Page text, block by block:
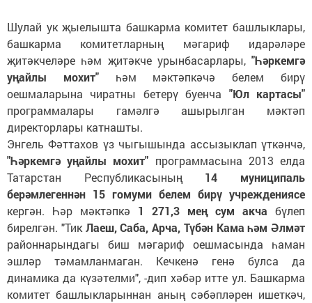
Шулай ук җыелышта башкарма комитет башлыклары,
башкарма комитетларның мәгариф идарәләре
җитәкчеләре һәм җитәкче урынбасарлары, "Һәркемгә
уңайлы мохит"һәм мәктәпкәчә белем бирү
оешмаларына чиратны бетерү буенча "Юл картасы"
программалары гамәлгә ашырылган мәктәп
директорлары катнашты.
Энгель Фәттахов үз чыгышында ассызыклап үткәнчә,
"Һәркемгә уңайлы мохит" программасына 2013 елда
Татарстан Республикасының 14 муниципаль
берәмлегеннән 15 гомуми белем бирү учреждениясе
кергән. Һәр мәктәпкә 1 271,3 мең сум акча бүлеп
бирелгән. "ТикЛаеш, Саба, Арча, Түбән Кама һәм Әлмәт
районнарындагы биш мәгариф оешмасында һаман
эшләр тәмамланмаган. Кечкенә генә булса да
динамика да күзәтелми", -дип хәбәр итте ул. Башкарма
комитет башлыкларыннан аның сәбәпләрен ишеткәч,